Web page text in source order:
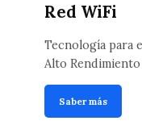
Red WiFi
Tecnología para
Alto
Saber más